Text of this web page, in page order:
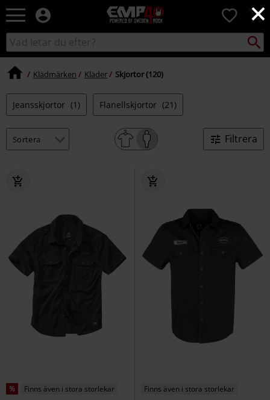
×
EMP
-
Musik,
TV
&
-
Alternativt
0
Sök
i
Sök
Klädmärken Kläder Skjortor (120)
Jeansskjortor (1) Flanellskjortor (21)
Filtrera
% Finns även i stora storlekar Finns även i stora storlekar